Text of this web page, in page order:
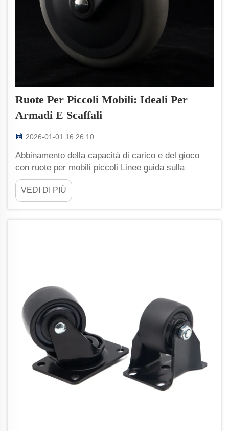
Ruote Per Piccoli Mobili: Ideali Per
Armadi E Scaffali
2026-01-01 16:26:10
Abbinamento della capacità di carico e del gioco
con ruote per mobili piccoli Linee guida sulla
capacità di carico per armadi e scaffalature (fino a
113 kg per ruota) Quando si scelgono le ruote per
gli armadi, assicurarsi che possano sopportare il
VEDI DI PIÙ